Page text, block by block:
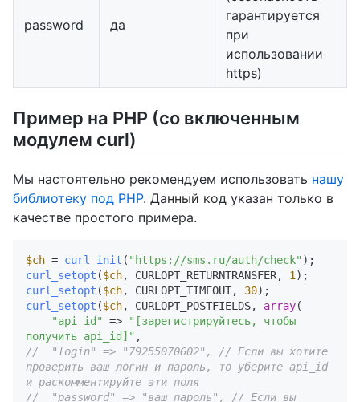
password да
гарантируется
при
использовании
https)
Пример на PHP (со включенным
модулем curl)
Мы настоятельно рекомендуем использовать нашу
библиотеку под PHP. Данный код указан только в
качестве простого примера.
$ch = curl_init ( "https://sms.ru/auth/check"
curl_setopt ($ch, CURLOPT_RETURNTRANSFER, 1
curl_setopt ($ch, CURLOPT_TIMEOUT, 30
curl_setopt ($ch, CURLOPT_POSTFIELDS, array(
"api_id"
=>
"[зарегистрируйтесь, чтобы
получить api_id]"
//  "login" => "79255070602", // Если вы хотите
проверить ваш логин и пароль, то уберите api_id
и раскомментируйте эти поля
//  "password" => "ваш пароль", // Если вы